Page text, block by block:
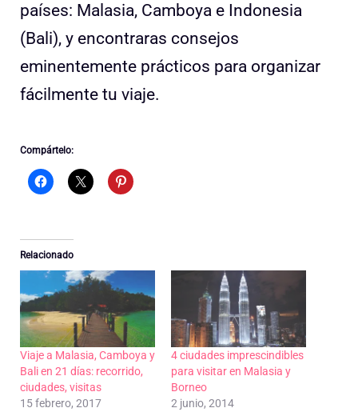
países: Malasia, Camboya e Indonesia
(Bali), y encontraras consejos
eminentemente prácticos para organizar
fácilmente tu viaje.
Compártelo:
Relacionado
Viaje a Malasia, Camboya y
Bali en 21 días: recorrido,
ciudades, visitas
15 febrero, 2017
4 ciudades imprescindibles
para visitar en Malasia y
Borneo
2 junio, 2014